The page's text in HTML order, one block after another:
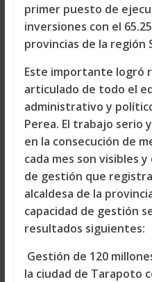
primer puesto de
inversiones con el
provincias de la región
Este importante logró
articulado de todo el
administrativo y
Perea. El trabajo serio
en la consecución de
cada mes son visibles
de gestión que
alcaldesa de la
capacidad de gestión
resultados siguientes:
Gestión de 120
la ciudad de Tarapoto